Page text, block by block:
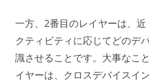
一方、2番目のレイヤーは、
クティビティに応じてどのデ
識させることです。大事なこ
イヤーは、クロスデバイスイ